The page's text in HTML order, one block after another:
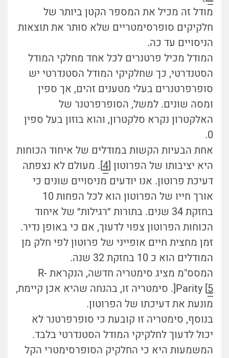
מודל זה מכיל את המספר הקטן ביותר של
חלקיקים סופרסימטריים שלא סותר את תוצאות
הניסויים עד כה.
המודל מכיל פרטנרים לכל אחד מחלקי המודל
הסטנדרטי, כך שחלקיקי המודל הסטנדרטי יש
סופרפרטנרים בעלי מטענים זהים, אך ספין
ומסה שונים. למשל, הסופרפרטנר של
האלקטרון נקרא סלקטרון, והוא בוזון בעל ספין
0.
אחת הבעיות הקשות במודלים של איחוד הכוחות
היא יציבותו של הפרוטון [4]. מעולם לא נצפתה
דעיכת פרוטון. אנו יודעים מניסויים שונים כי
אורך חייו של הפרוטון הוא לכל הפחות 10
בחזקת 34 שנים. בתורות ״רגילות״ של איחוד
הכוחות הפרוטון צפוי לדעוך, אם כי באופן נדיר.
זמן מחצית חיים אופייני של פרוטון לפי חלק מן
המודלים הוא כ 10 בחזקת 32 שנה.
המסס"מ מציג סימטריה חדשה, הנקראת R-
Parity [5
[. סימטריה זו, בהנחה שהיא אכן קיימת,
מונעת את דעיכתו של הפרוטון.
בנוסף, סימטריה זו קובעת כי סופרפרטנר לא
יכול לדעוך לחלקיקי המודל הסטנדרטי בלבד.
המשמעות היא כי החלקיק הסופרסימטרי הקל